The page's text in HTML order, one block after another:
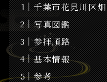
千葉市花見川区
写真図鑑
参拝順路
基本情報
参考